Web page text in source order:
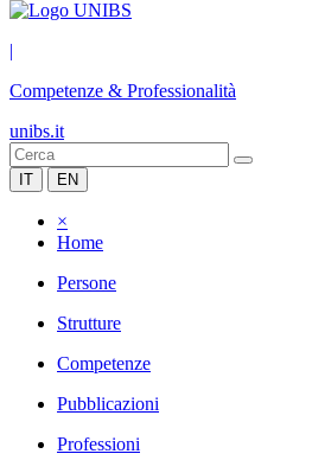
|
Competenze & Professionalità
unibs.it
IT EN
×
Home
Persone
Strutture
Competenze
Pubblicazioni
Professioni